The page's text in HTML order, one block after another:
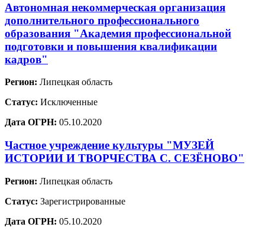
Автономная некоммерческая организация
дополнительного профессионального
образования "Академия профессиональной
подготовки и повышения квалификации
кадров"
Регион: Липецкая область
Статус: Исключенные
Дата ОГРН: 05.10.2020
Частное учреждение культуры "МУЗЕЙ
ИСТОРИИ И ТВОРЧЕСТВА С. СЕЗЁНОВО"
Регион: Липецкая область
Статус: Зарегистрированные
Дата ОГРН: 05.10.2020